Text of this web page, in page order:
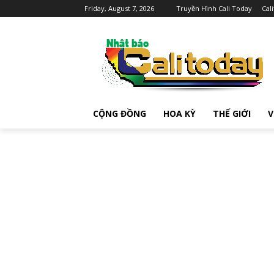
Friday, August 7, 2026 Truyền Hình Cali Today
CỘNG ĐỒNG HOA KỲ THẾ GIỚI